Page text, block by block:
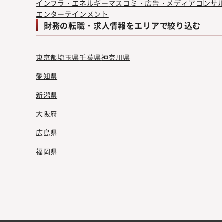
インフラ・エネルギーマスコミ・広告・メディア コンサ
エンターテインメント
財務の転職・求人情報をエリアで絞り込む
東京都埼玉県千葉県神奈川県
愛知県
新潟県
大阪府
広島県
福岡県